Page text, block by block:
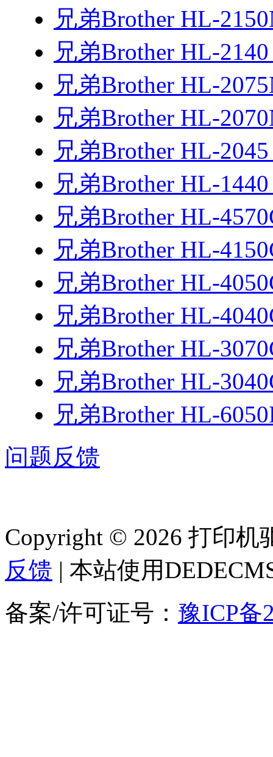
兄弟Brother HL-
兄弟Brother HL-
兄弟Brother HL-
兄弟Brother HL-
兄弟Brother HL-
兄弟Brother HL-
兄弟Brother HL-
兄弟Brother HL-
兄弟Brother HL-
兄弟Brother HL-
兄弟Brother HL-
兄弟Brother HL-
兄弟Brother HL-
问题反馈
Copyright © 2026 打印
反馈 | 本站使用
备案/许可证号： 豫ICP备